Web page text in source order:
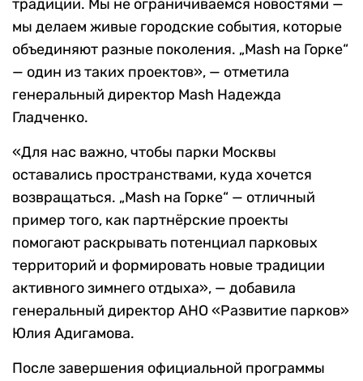
традиции. Мы не ограничиваемся новостями —
мы делаем живые городские события, которые
объединяют разные поколения. „Mash на Горке“
— один из таких проектов», — отметила
генеральный директор Mash Надежда
Гладченко.
«Для нас важно, чтобы парки Москвы
оставались пространствами, куда хочется
возвращаться. „Mash на Горке“ — отличный
пример того, как партнёрские проекты
помогают раскрывать потенциал парковых
территорий и формировать новые традиции
активного зимнего отдыха», — добавила
генеральный директор АНО «Развитие парков»
Юлия Адигамова.
После завершения официальной программы